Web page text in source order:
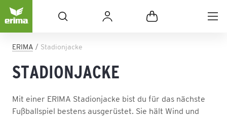
ERIMA Stadionjacke
STADIONJACKE
Mit einer ERIMA Stadionjacke bist du für das nächste
Fußballspiel bestens ausgerüstet. Sie hält Wind und